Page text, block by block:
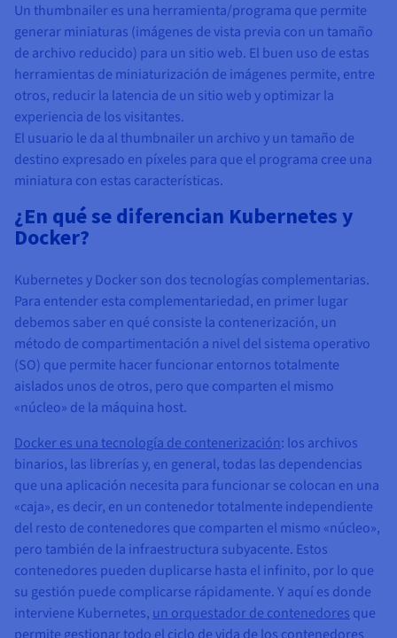
Un thumbnailer es una herramienta/programa que permite
generar miniaturas (imágenes de vista previa con un tamaño
de archivo reducido) para un sitio web. El buen uso de estas
herramientas de miniaturización de imágenes permite, entre
otros, reducir la latencia de un sitio web y optimizar la
experiencia de los visitantes.
El usuario le da al thumbnailer un archivo y un tamaño de
destino expresado en píxeles para que el programa cree una
miniatura con estas características.
¿En qué se diferencian Kubernetes y
Docker?
Kubernetes y Docker son dos tecnologías complementarias.
Para entender esta complementariedad, en primer lugar
debemos saber en qué consiste la contenerización, un
método de compartimentación a nivel del sistema operativo
(SO) que permite hacer funcionar entornos totalmente
aislados unos de otros, pero que comparten el mismo
«núcleo» de la máquina host.
Docker es una tecnología de contenerización: los archivos
binarios, las librerías y, en general, todas las dependencias
que una aplicación necesita para funcionar se colocan en una
«caja», es decir, en un contenedor totalmente independiente
del resto de contenedores que comparten el mismo «núcleo»,
pero también de la infraestructura subyacente. Estos
contenedores pueden duplicarse hasta el infinito, por lo que
su gestión puede complicarse rápidamente. Y aquí es donde
interviene Kubernetes,un orquestador de contenedoresque